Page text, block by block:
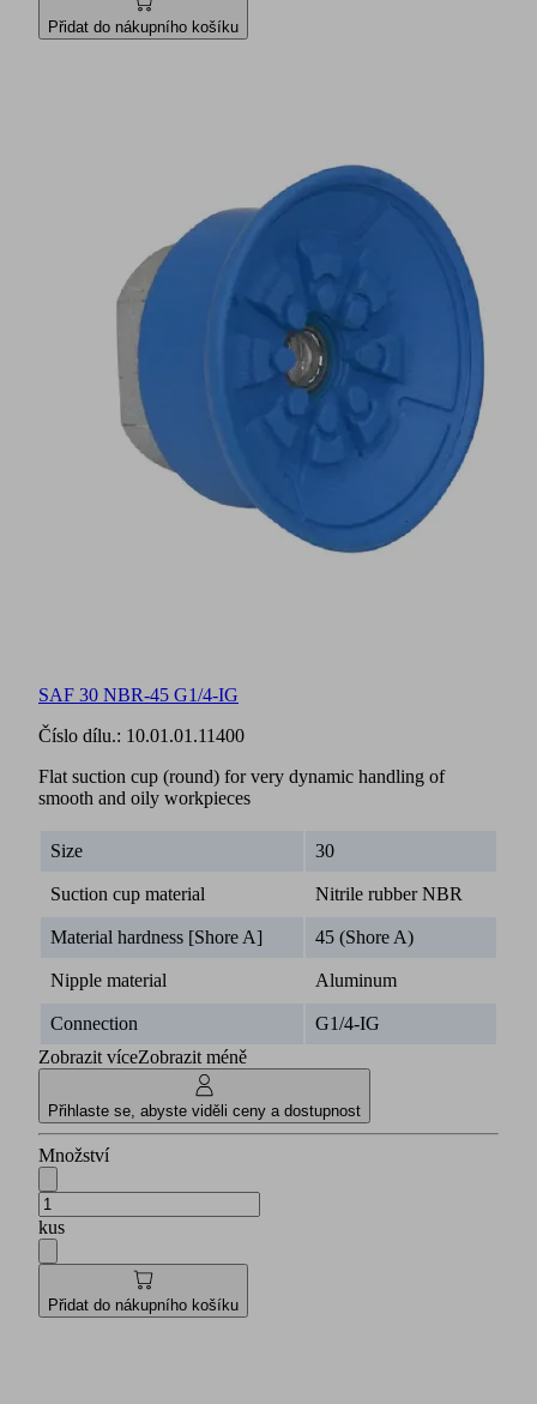
Přidat do nákupního košíku
SAF 30 NBR-45 G1/4-IG
Číslo dílu.: 10.01.01.11400
Flat suction cup (round) for very dynamic handling of
smooth and oily workpieces
Size 30
Suction cup material Nitrile rubber NBR
Material hardness [Shore A] 45 (Shore A)
Nipple material Aluminum
Connection
G1/4-IG
Zobrazit víceZobrazit méně
Přihlaste se, abyste viděli ceny a dostupnost
Množství
kus
Přidat do nákupního košíku